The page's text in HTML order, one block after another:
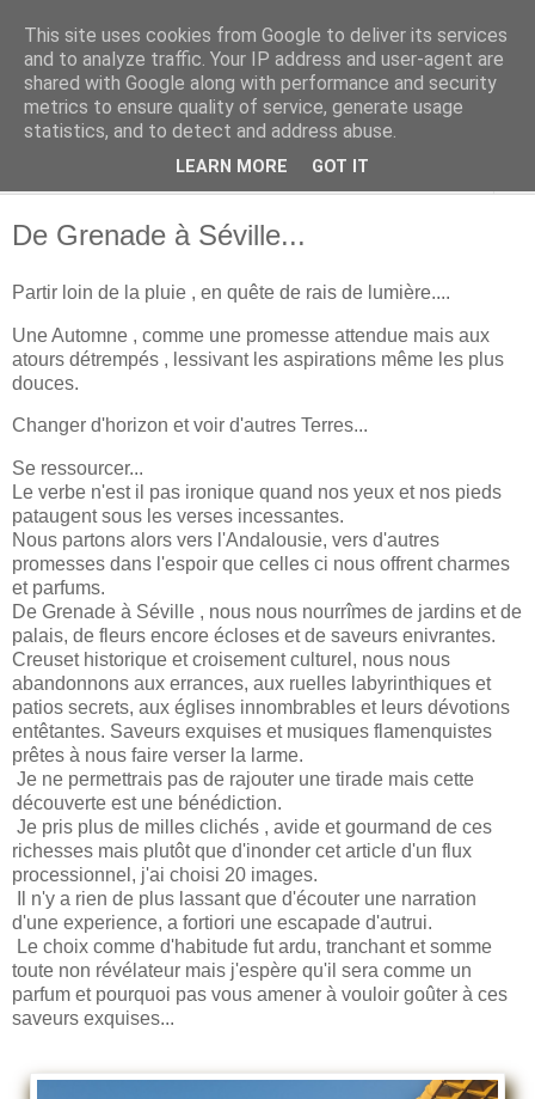
Terres des Confins
De Grenade à Séville...
Partir loin de la pluie , en quête de rais de lumière....
Une Automne , comme une promesse attendue mais aux
atours détrempés , lessivant les aspirations même les plus
douces.
Changer d'horizon et voir d'autres Terres...
Se ressourcer...
Le verbe n'est il pas ironique quand nos yeux et nos pieds
pataugent sous les verses incessantes.
Nous partons alors vers l'Andalousie, vers d'autres
promesses dans l'espoir que celles ci nous offrent charmes
et parfums.
De Grenade à Séville , nous nous nourrîmes de jardins et de
palais, de fleurs encore écloses et de saveurs enivrantes.
Creuset historique et croisement culturel, nous nous
abandonnons aux errances, aux ruelles labyrinthiques et
patios secrets, aux églises innombrables et leurs dévotions
entêtantes. Saveurs exquises et musiques flamenquistes
prêtes à nous faire verser la larme.
Je ne permettrais pas de rajouter une tirade mais cette
découverte est une bénédiction.
Je pris plus de milles clichés , avide et gourmand de ces
richesses mais plutôt que d'inonder cet article d'un flux
processionnel, j'ai choisi 20 images.
Il n'y a rien de plus lassant que d'écouter une narration
d'une experience, a fortiori une escapade d'autrui.
Le choix comme d'habitude fut ardu, tranchant et somme
toute non révélateur mais j'espère qu'il sera comme un
parfum et pourquoi pas vous amener à vouloir goûter à ces
saveurs exquises...
This site uses cookies from Google to deliver its services
and to analyze traffic. Your IP address and user-agent are
shared with Google along with performance and security
metrics to ensure quality of service, generate usage
statistics, and to detect and address abuse.
LEARN MORE GOT IT